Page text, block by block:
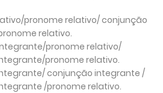
pronome relativo/ conjunção
relativo.
pronome relativo/
pronome relativo.
conjunção integrante /
/pronome relativo.